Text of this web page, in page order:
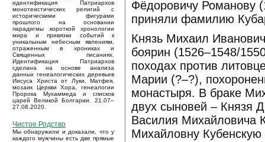
идентификация Патриархов
монотеистических религий с
историческими фигурами
прошлого на основании
парадигмы короткой хронологии
мира и привязки событий к
уникальным небесным явлениям,
отраженным в хрониках и
Священных писаниях.
Идентификация Патриархов
сделана на основе анализа
данных генеалогических деревьев
Иисуса Христа от Луки, Матфея,
мозаик Церкви Хора, генеалогии
Пророка Мухаммеда и списков
царей Великой Болгарии. 21.07–
27.08.2020.
Чистое Родство
Мы обнаружили и доказали, что у
каждого мужчины есть две прямые
Фёдоровичу Романову
приняли фамилию
Князь Михаил
боярин (1526–1548/
походах против
Марии (?–?),
монастыря. В браке
двух сыновей – Князя
Василия Михайловича
Михайловну